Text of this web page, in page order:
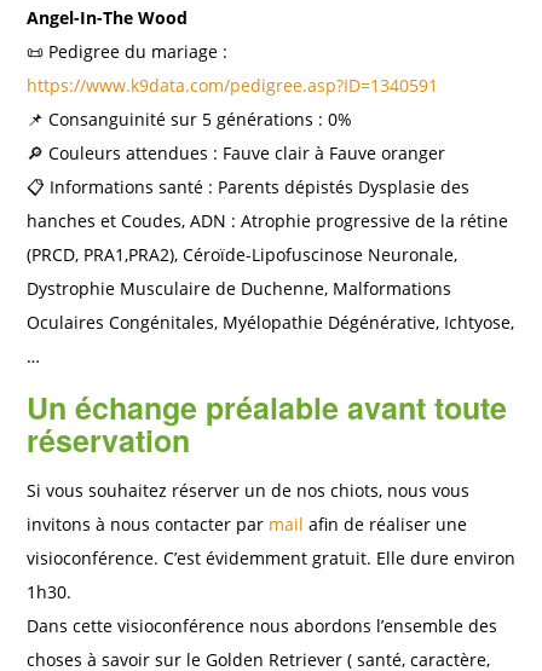
Angel-In-The Wood
📜 Pedigree du mariage :
https://www.k9data.com/pedigree.asp?ID=1340591
📌 Consanguinité sur 5 générations : 0%
🔎 Couleurs attendues : Fauve clair à Fauve oranger
📋 Informations santé : Parents dépistés Dysplasie des
hanches et Coudes, ADN : Atrophie progressive de la rétine
(PRCD, PRA1,PRA2), Céroïde-Lipofuscinose Neuronale,
Dystrophie Musculaire de Duchenne, Malformations
Oculaires Congénitales, Myélopathie Dégénérative, Ichtyose,
…
Un échange préalable avant toute
réservation
Si vous souhaitez réserver un de nos chiots, nous vous
invitons à nous contacter par mail afin de réaliser une
visioconférence. C’est évidemment gratuit. Elle dure environ
1h30.
Dans cette visioconférence nous abordons l’ensemble des
choses à savoir sur le Golden Retriever ( santé, caractère,